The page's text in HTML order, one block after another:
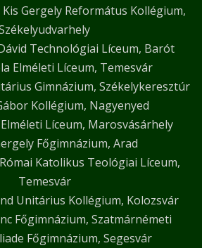
Gergely Református Kollégium,
Technológiai Líceum, Barót
Elméleti Líceum, Temesvár
Gimnázium, Székelykeresztúr
Kollégium, Nagyenyed
Líceum, Marosvásárhely
Főgimnázium, Arad
Katolikus Teológiai Líceum,
Temesvár
Unitárius Kollégium, Kolozsvár
Főgimnázium, Szatmárnémeti
Főgimnázium, Segesvár